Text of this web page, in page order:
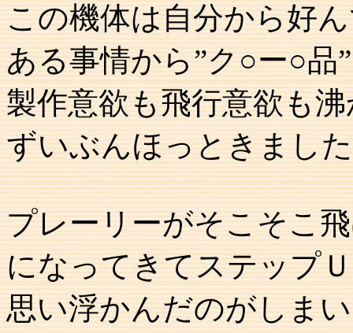
この機体は自分から好
ある事情から”ク○ー○
製作意欲も飛行意欲も
ずいぶんほっときまし
プレーリーがそこそこ
になってきてステップ
思い浮かんだのがしま